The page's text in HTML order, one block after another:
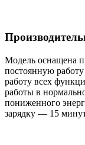
Модель оснащена
постоянную
работу всех
работы в
пониженного
зарядку — 15